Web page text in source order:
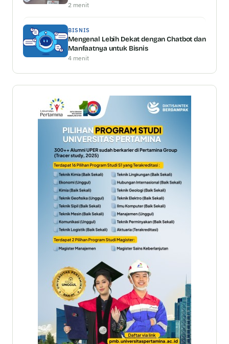
2 menit
BISNIS
Mengenal Lebih Dekat dengan Chatbot dan
Manfaatnya untuk Bisnis
4 menit